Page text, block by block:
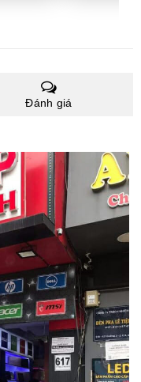
Đánh giá